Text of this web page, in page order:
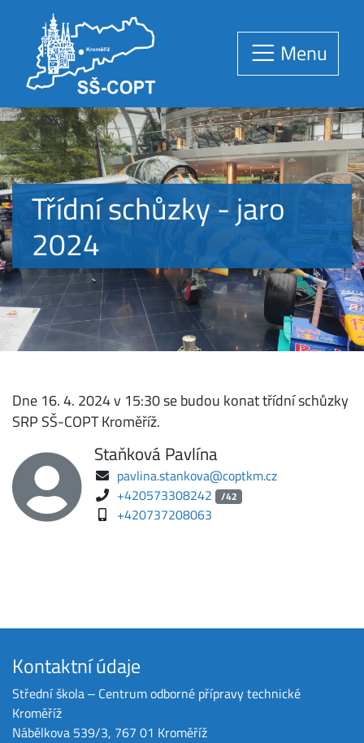
Menu
Třídní schůzky - jaro
2024
Dne 16. 4. 2024 v 15:30 se budou konat třídní schůzky
SRP SŠ-COPT Kroměříž.
Staňková Pavlína
pavlina.stankova@coptkm.cz
+420573308242
/42
+420737208063
Kontaktní údaje
Střední škola ‒ Centrum odborné přípravy technické
Kroměříž
Nábělkova 539/3, 767 01 Kroměříž